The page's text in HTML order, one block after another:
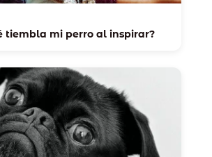
tiembla mi perro al inspirar?